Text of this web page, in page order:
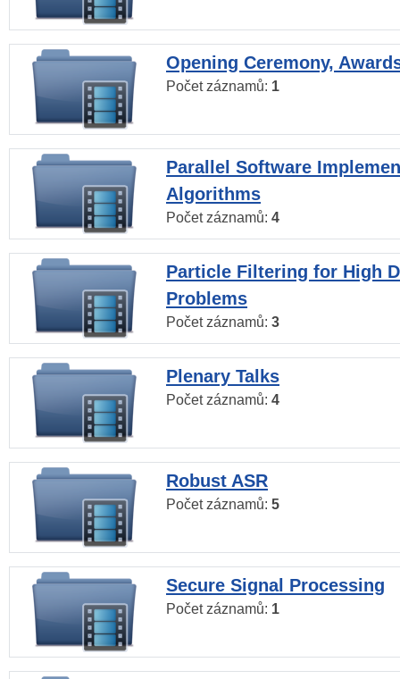
Opening Ceremony,
Počet záznamů: 1
Parallel Software
Algorithms
Počet záznamů: 4
Particle Filtering for High
Problems
Počet záznamů: 3
Plenary Talks
Počet záznamů: 4
Robust ASR
Počet záznamů: 5
Secure Signal Processing
Počet záznamů: 1